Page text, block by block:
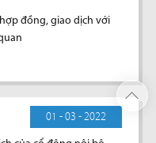
đồng, giao dịch với
01 - 03 - 2022